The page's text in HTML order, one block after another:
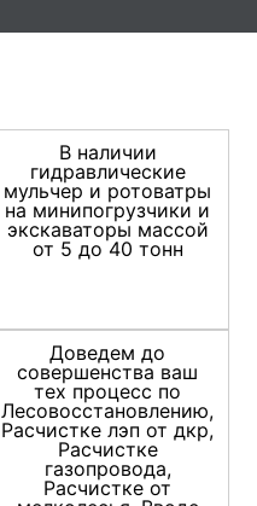
В наличии
гидравлические
мульчер и ротоватры
на минипогрузчики и
экскаваторы массой
от 5 до 40 тонн
Доведем до
совершенства ваш
тех процесс по
Лесовосстановлению,
Расчистке лэп от дкр,
Расчистке
газопровода,
Расчистке от